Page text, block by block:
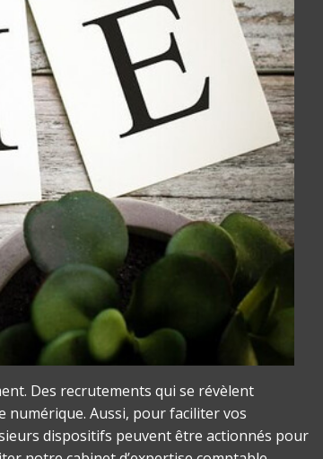
Des recrutements qui se révèlent
numérique. Aussi, pour faciliter vos
dispositifs peuvent être actionnés pour